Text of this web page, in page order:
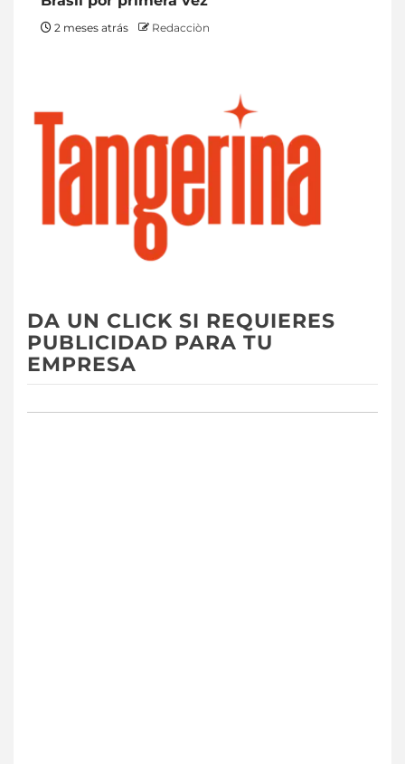
2 meses atrás Redacciòn
DA UN CLICK SI REQUIERES
PUBLICIDAD PARA TU
EMPRESA